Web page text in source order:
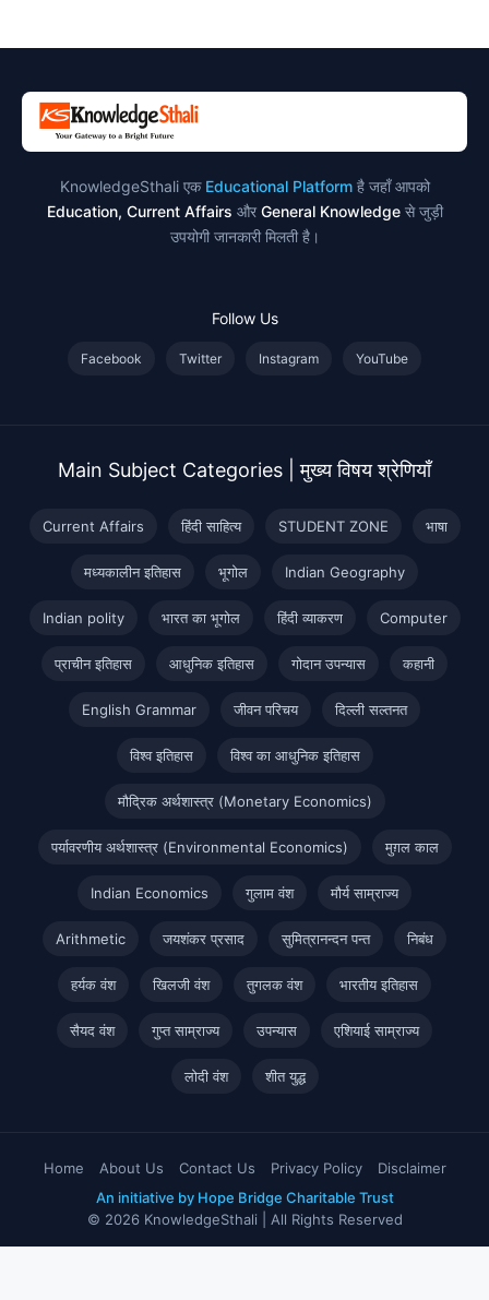
KnowledgeSthali एक Educational Platformहै जहाँ आपको
Education, Current Affairs और General Knowledgeसे जुड़ी
उपयोगी जानकारी मिलती है।
Follow Us
Facebook Twitter Instagram YouTube
Main Subject Categories | मुख्य विषय श्रेणियाँ
Current Affairs हिंदी साहित्य STUDENT ZONE भाषा
मध्यकालीन इतिहास भूगोल Indian Geography
Indian polity भारत का भूगोल हिंदी व्याकरण Computer
प्राचीन इतिहास आधुनिक इतिहास गोदान उपन्यास कहानी
English Grammar जीवन परिचय दिल्ली सल्तनत
विश्व इतिहास विश्व का आधुनिक इतिहास
मौद्रिक अर्थशास्त्र (Monetary Economics)
पर्यावरणीय अर्थशास्त्र (Environmental Economics) मुग़ल काल
Indian Economics गुलाम वंश मौर्य साम्राज्य
Arithmetic जयशंकर प्रसाद सुमित्रानन्दन पन्त निबंध
हर्यक वंश खिलजी वंश तुगलक वंश भारतीय इतिहास
सैयद वंश गुप्त साम्राज्य उपन्यास एशियाई साम्राज्य
लोदी वंश शीत युद्ध
Home About Us Contact Us Privacy Policy
Disclaimer
An initiative by Hope Bridge Charitable Trust
© 2026 KnowledgeSthali | All Rights Reserved